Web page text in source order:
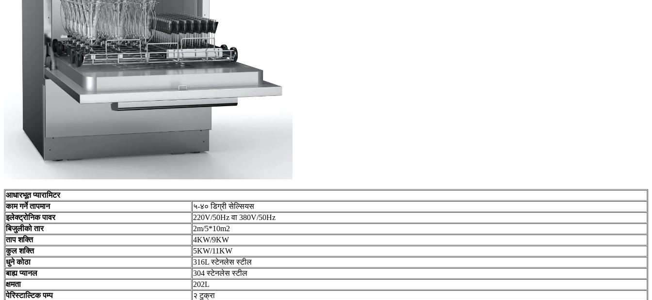
आधारभूत प्यारामिटर
काम गर्ने तापमान
५-४० डिग्री सेल्सियस
इलेक्ट्रोनिक पावर
220V/50Hz वा 380V/50Hz
बिजुलीको तार
2m/5*10m2
ताप शक्ति
4KW/9KW
कुल शक्ति
5KW/11KW
धुने कोठा
316L स्टेनलेस स्टील
बाह्य प्यानल
304 स्टेनलेस स्टील
क्षमता
202L
पेरिस्टाल्टिक पम्प
२ टुक्रा